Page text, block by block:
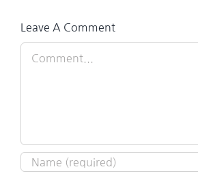
Leave A Comment